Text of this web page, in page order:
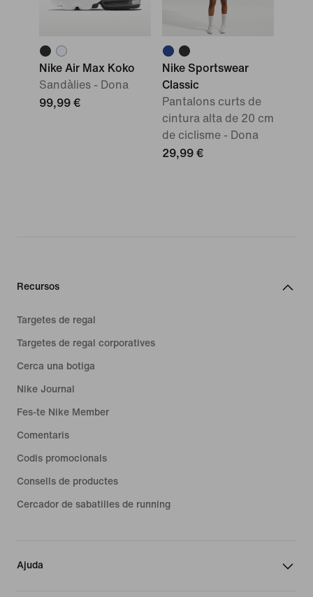
Nike Air Max Koko
Sandàlies - Dona
99,99 €
Nike Sportswear
Classic
Pantalons curts de
cintura alta de 20 cm
de ciclisme - Dona
29,99 €
Recursos
Targetes de regal
Targetes de regal corporatives
Cerca una botiga
Nike Journal
Fes-te Nike Member
Comentaris
Codis promocionals
Consells de productes
Cercador de sabatilles de running
Ajuda